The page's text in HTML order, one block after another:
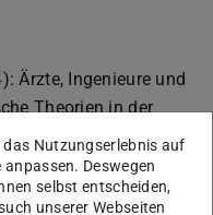
Ärzte, Ingenieure und
Theorien in der
Campus Verlag,
an der
Nutzungserlebnis auf
Deswegen
selbst entscheiden,
unserer Webseiten